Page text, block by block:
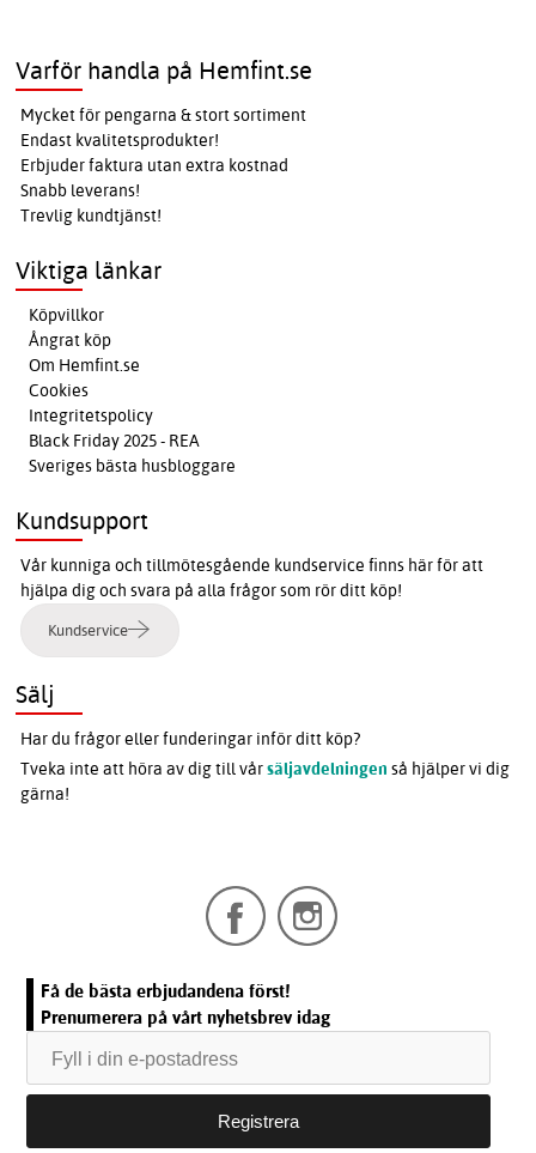
Varför handla på Hemfint.se
Mycket för pengarna & stort sortiment
Endast kvalitetsprodukter!
Erbjuder faktura utan extra kostnad
Snabb leverans!
Trevlig kundtjänst!
Viktiga länkar
Köpvillkor
Ångrat köp
Om Hemfint.se
Cookies
Integritetspolicy
Black Friday 2025 - REA
Sveriges bästa husbloggare
Kundsupport
Vår kunniga och tillmötesgående kundservice finns här för att
hjälpa dig och svara på alla frågor som rör ditt köp!
Kundservice
Sälj
Har du frågor eller funderingar inför ditt köp?
Tveka inte att höra av dig till vårsäljavdelningen så hjälper vi dig
gärna!
Få de bästa erbjudandena först!
Prenumerera på vårt nyhetsbrev idag